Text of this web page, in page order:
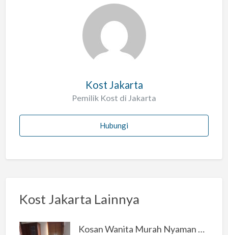
Kost Jakarta
Pemilik Kost di Jakarta
Hubungi
Kost Jakarta Lainnya
Kosan Wanita Murah Nyaman di Jakarta Selatan